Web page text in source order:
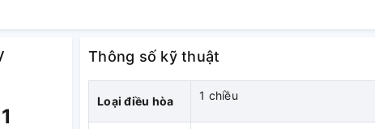
Thông số kỹ thuật
Loại điều hòa 1 chiều